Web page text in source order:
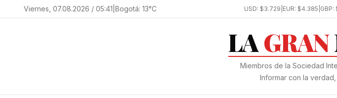
Viernes, 07.08.2026 / 05:41 Bogotá: 13°C USD: $3.729 EUR: $4.385 GBP:
LAGRAN
Miembros de la Sociedad
Informar con la